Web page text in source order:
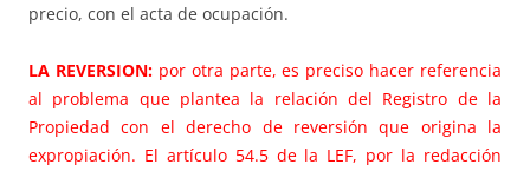
precio, con el acta de ocupación.
LA REVERSION: por otra parte, es preciso hacer referencia
al problema que plantea la relación del Registro de la
Propiedad con el derecho de reversión que origina la
expropiación. El artículo 54.5 de la LEF, por la redacción